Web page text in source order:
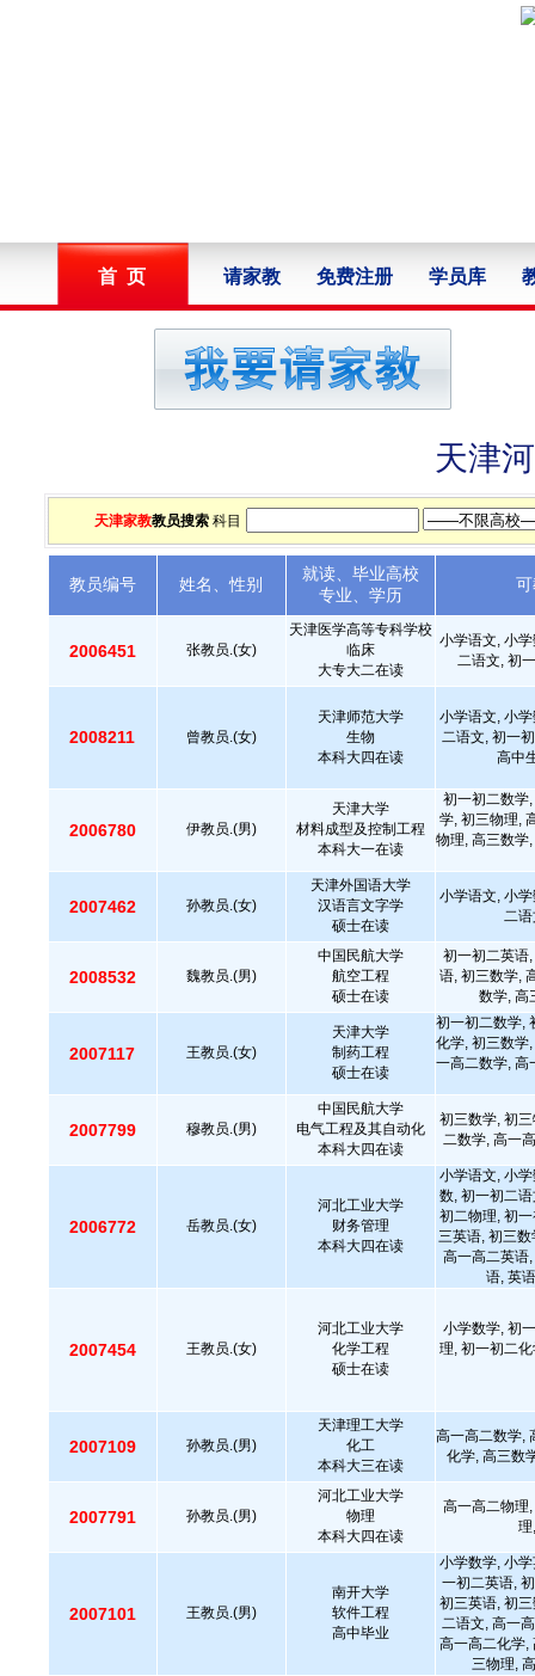
首 页 请家教 免费注册 学员库
天津
天津家教教员搜索 科目
教员编号 姓名、性别
就读、毕业高校
专业、学历
2006451 张教员.(女)
天津医学高等专科学校
临床
大专大二在读
小学语文, 小
二语文, 初
2008211 曾教员.(女)
天津师范大学
生物
本科大四在读
小学语文, 小
二语文, 初一
高中
2006780 伊教员.(男)
天津大学
材料成型及控制工程
本科大一在读
初一初二数学
学, 初三物理,
物理, 高三数学
2007462 孙教员.(女)
天津外国语大学
汉语言文字学
硕士在读
小学语文, 小
二
2008532 魏教员.(男)
中国民航大学
航空工程
硕士在读
初一初二英语
语, 初三数学,
数学, 高
2007117 王教员.(女)
天津大学
制药工程
硕士在读
初一初二数学,
化学, 初三数学
一高二数学, 高
2007799 穆教员.(男)
中国民航大学
电气工程及其自动化
本科大四在读
初三数学, 初
二数学, 高一
2006772 岳教员.(女)
河北工业大学
财务管理
本科大四在读
小学语文, 小
数, 初一初二
初二物理, 初
三英语, 初三
高一高二英语
语, 英
2007454 王教员.(女)
河北工业大学
化学工程
硕士在读
小学数学, 初
理, 初一初二
2007109 孙教员.(男)
天津理工大学
化工
本科大三在读
高一高二数学,
化学, 高三数
2007791 孙教员.(男)
河北工业大学
物理
本科大四在读
高一高二物理
2007101 王教员.(男)
南开大学
软件工程
高中毕业
小学数学, 小
一初二英语,
初三英语, 初
二语文, 高一
高一高二化学,
三物理,